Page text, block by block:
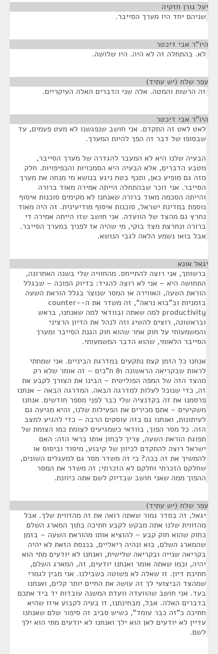
יעל גורן חזקיה
שניהם יחד היו מערך הסייבר.
היו"ר אבי דיכטר
לא. בהתחלה זה לא היה. היו שלושה.
עפר שלח (יש עתיד)
זה הרשות והמטה. אלה שני הדברים האלה העיקריים.
היו"ר אבי דיכטר
לאט לאט זה התקדם. אני חושב שנפגשנו לא מעט פעמים, עד
שבסופו של דבר זה הפך להיות המערך.
הבעיה שלנו היא לא המעבר להגדרה של מערך הסייבר,
מטבע הדברים, אלא הבעיה היא הסמכויות והכפיפויות. חלק
מזה גם מופיע כאן, ותכף בטח ניגע בנושא מי מנחה את מערך
הסייבר. אני זוכר שבהתחלה הייתה אמירה מאוד ברורה
והייתה הסכמה מאוד ברורה שאנחנו לא מקימים סוכנות איסוף
נוספת במדינת ישראל, סוכנות איסוף מודיעינית. זה היה מאוד
נחרץ גם מהצד של הוועדה. אני חושב שזו הייתה אמירה די
ברורה ונחרצת מצד בוקי, מי שהיה אז לפניך במערך הסייבר.
אבל בואו נשמע הלאה לגבי הנושא.
יגאל אונא
ברשותך, אני רוצה להתייחס. מהחוויה שלי בשנה האחרונה,
התחושה היא – אני לא רוצה להגיד: בדיוק הפוכה – שבגלל
הוראת השעה, האווירה או המסר שנוצר בגלל הוראת השעה
בזמניות וב"בוא נראה", זה משדר את ה-counter-
productivity למה שאתה ובוודאי למה שאנחנו, בראש
ובראשונה, רוצים להשיג וזה לנהל את הדיון הרציני
והמשמעותי על חוק אחר שהוא חוק הגנת הסייבר ומערך
הסייבר הלאומי, שהוא הדבר המשמעותי.
אנחנו כל הזמן קצת נתקעים במדרגת הביניים. אני שמחתי
לראות שבקריאה הראשונה 81 ח"כים – זה אומר שלא רק
מהצד הזה של המפה הפוליטית – הבינו את הצורך לקבע את
זה, כדי שנוכל לעלות למדרגה הבאה. המדרגה הבאה – אנחנו
פרסמנו את זה בקדנציה שלי כבר לפני מספר חודשים. אנחנו
משקיעים – אתם מכירים את הפעילות שלנו, והיא מגיעה גם
לעיתונות, ואנחנו גם בזה עוסקים הרבה – כדי להגיע למצב
הזה. כל מסר הפוך, בוודאי כשמגיעים לצומת כמו הצומת של
תפוגת הוראת השעה, צריך לבחון אותו בראי הזה: האם
ישראל רוצה להתקדם לכיוון של קיבוע, מיסוד וביסוס או
להמשיך את זה ככה? כי זה משדר מסר גם למעגלים השונים,
שחלקם הזכרתי וחלקם לא הזכרתי; זה משדר את המסר
ההפוך ממה שאני חושב שבדיוק לשם אתה כיוונת.
עפר שלח (יש עתיד)
יגאל, זה בסדר גמור שאתה רואה את זה מהזווית שלך. אבל
מהזווית שלנו אתה מבקש לקבע חתיכה בתוך המארג השלם
כחוק שהוא חוק קבע – להוציא אותו מהוראת השעה – בזמן
שהמארג השלם, בוא ונהיה ריאליים, בכנסת הזאת לא יהיה
בקריאה שנייה ובקריאה שלישית, ואנחנו לא יודעים מתי הוא
יהיה, וכמו שאתה אומר ואנחנו יודעים, זה, המארג השלם,
חתיכת דיון. זו שאלה לא פשוטה בשבילנו. אני מבין לגמרי
שמהצד הביצועי לך זה עושה את החיים יותר קלים, ואנחנו
בעד. אני חושב שהוועדה וועדת המשנה עובדות יד ביד אתכם
בדברים האלה. אבל, מבחינתנו, זו בעיה לקבוע איזו שהיא
חתיכה כ"זה כבר עומד", כשיש סביב זה סיפור שלם שאנחנו
עדיין לא יודעים לאן הוא ילך ואנחנו לא יודעים מתי הוא ילך
לשם.